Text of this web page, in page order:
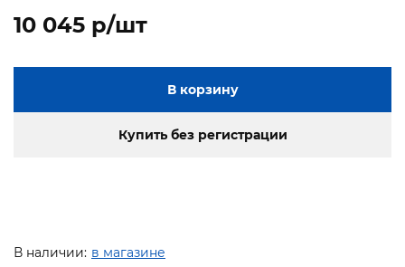
10 045 p/шт
В корзину
Купить без регистрации
В наличии: в магазине